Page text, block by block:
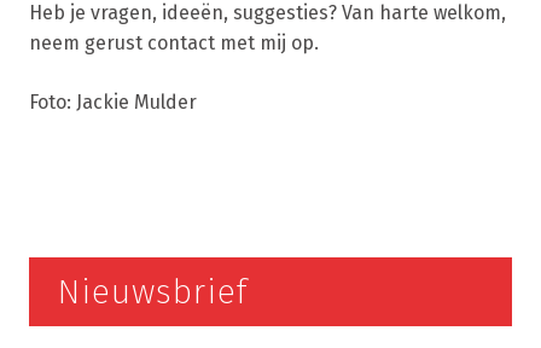
Heb je vragen, ideeën, suggesties? Van harte welkom,
neem gerust contact met mij op.
Foto: Jackie Mulder
Nieuwsbrief